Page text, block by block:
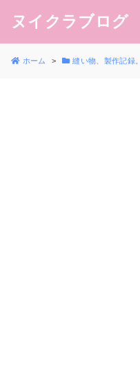
ヌイクラブログ
ホーム 縫い物、製作記録。